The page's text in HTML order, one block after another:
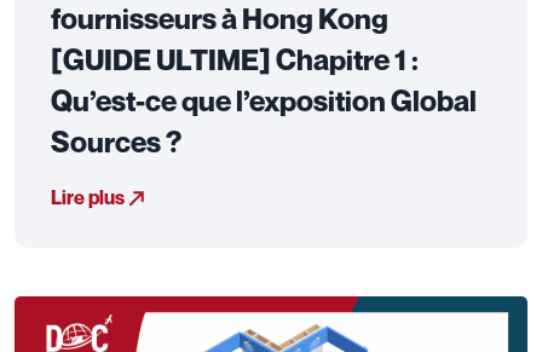
fournisseurs à Hong Kong
[GUIDE ULTIME] Chapitre 1 :
Qu’est-ce que l’exposition Global
Sources ?
Lire plus